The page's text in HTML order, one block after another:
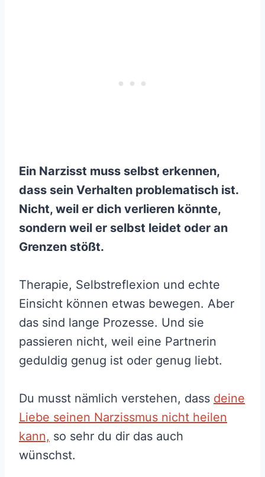
Ein Narzisst muss selbst erkennen,
dass sein Verhalten problematisch ist.
Nicht, weil er dich verlieren könnte,
sondern weil er selbst leidet oder an
Grenzen stößt.
Therapie, Selbstreflexion und echte
Einsicht können etwas bewegen. Aber
das sind lange Prozesse. Und sie
passieren nicht, weil eine Partnerin
geduldig genug ist oder genug liebt.
Du musst nämlich verstehen, dass deine
Liebe seinen Narzissmus nicht heilen
kann, so sehr du dir das auch
wünschst.